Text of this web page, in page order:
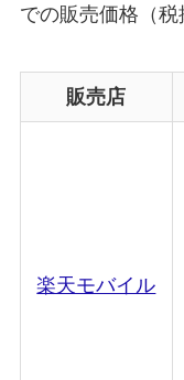
での販売価格（税
販売店
楽天モバイル